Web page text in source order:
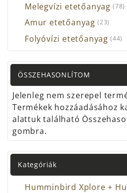
Melegvízi etetőanyag (78)
Amur etetőanyag (23)
Folyóvízi etetőanyag (44)
ÖSSZEHASONLÍTOM
Jelenleg nem szerepel
Termékek hozzáadásához
alattuk található
gombra.
Kategóriák
Humminbird Xplore +